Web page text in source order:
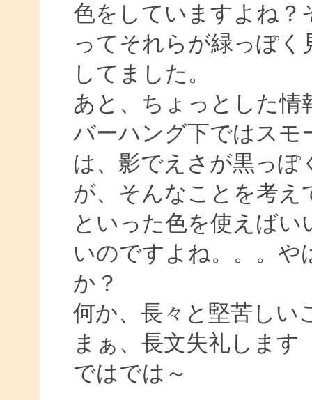
色をしていますよね？
ってそれらが緑っぽ
してました。
あと、ちょっとした情
バーハング下ではスモ
は、影でえさが黒っぽ
が、そんなことを考え
といった色を使えば
いのですよね。。。や
か？
何か、長々と堅苦しい
まぁ、長文失礼します
ではでは～